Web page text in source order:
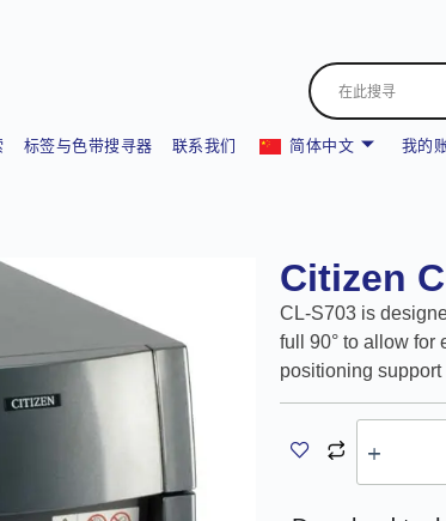
标签与色带搜寻器 联系我们 简体中文 我的
Citizen
CL-S703 is
full 90° to allow for
positioning